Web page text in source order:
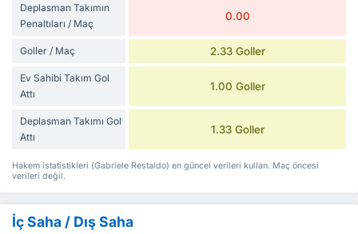
Deplasman Takımın
Penaltıları / Maç
0.00
Goller / Maç 2.33 Goller
Ev Sahibi Takım Gol
Attı
1.00 Goller
Deplasman Takımı Gol
Attı
1.33 Goller
Hakem istatistikleri (Gabriele Restaldo) en güncel verileri kullan. Maç öncesi
verileri değil.
İç Saha / Dış Saha